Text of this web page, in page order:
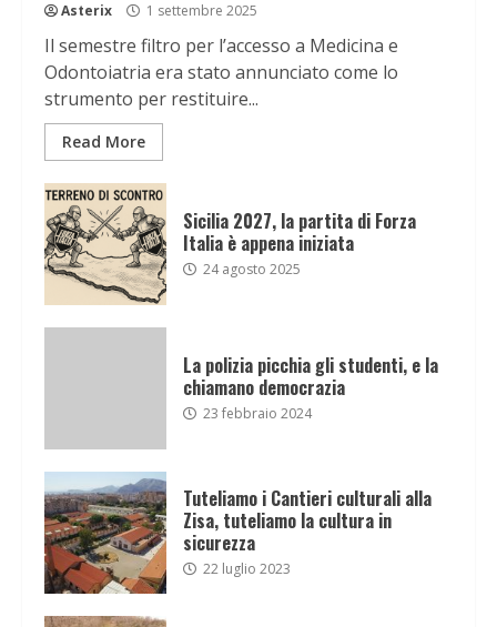
Asterix 1 settembre 2025
Il semestre filtro per l’accesso a Medicina e
Odontoiatria era stato annunciato come lo
strumento per restituire...
Read More
Sicilia 2027, la partita di Forza
Italia è appena iniziata
24 agosto 2025
La polizia picchia gli studenti, e la
chiamano democrazia
23 febbraio 2024
Tuteliamo i Cantieri culturali alla
Zisa, tuteliamo la cultura in
sicurezza
22 luglio 2023